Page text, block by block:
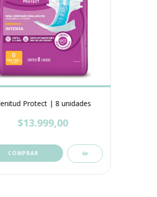
Protect | 8 unidades
$13.999,00
COMPRAR